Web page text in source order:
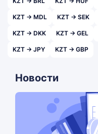
KZT → MDL KZT → SEK
KZT → DKK KZT → GEL
KZT → JPY KZT → GBP
Новости